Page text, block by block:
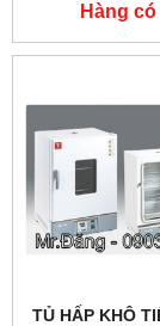
Hàng có
TỦ HẤP KHÔ